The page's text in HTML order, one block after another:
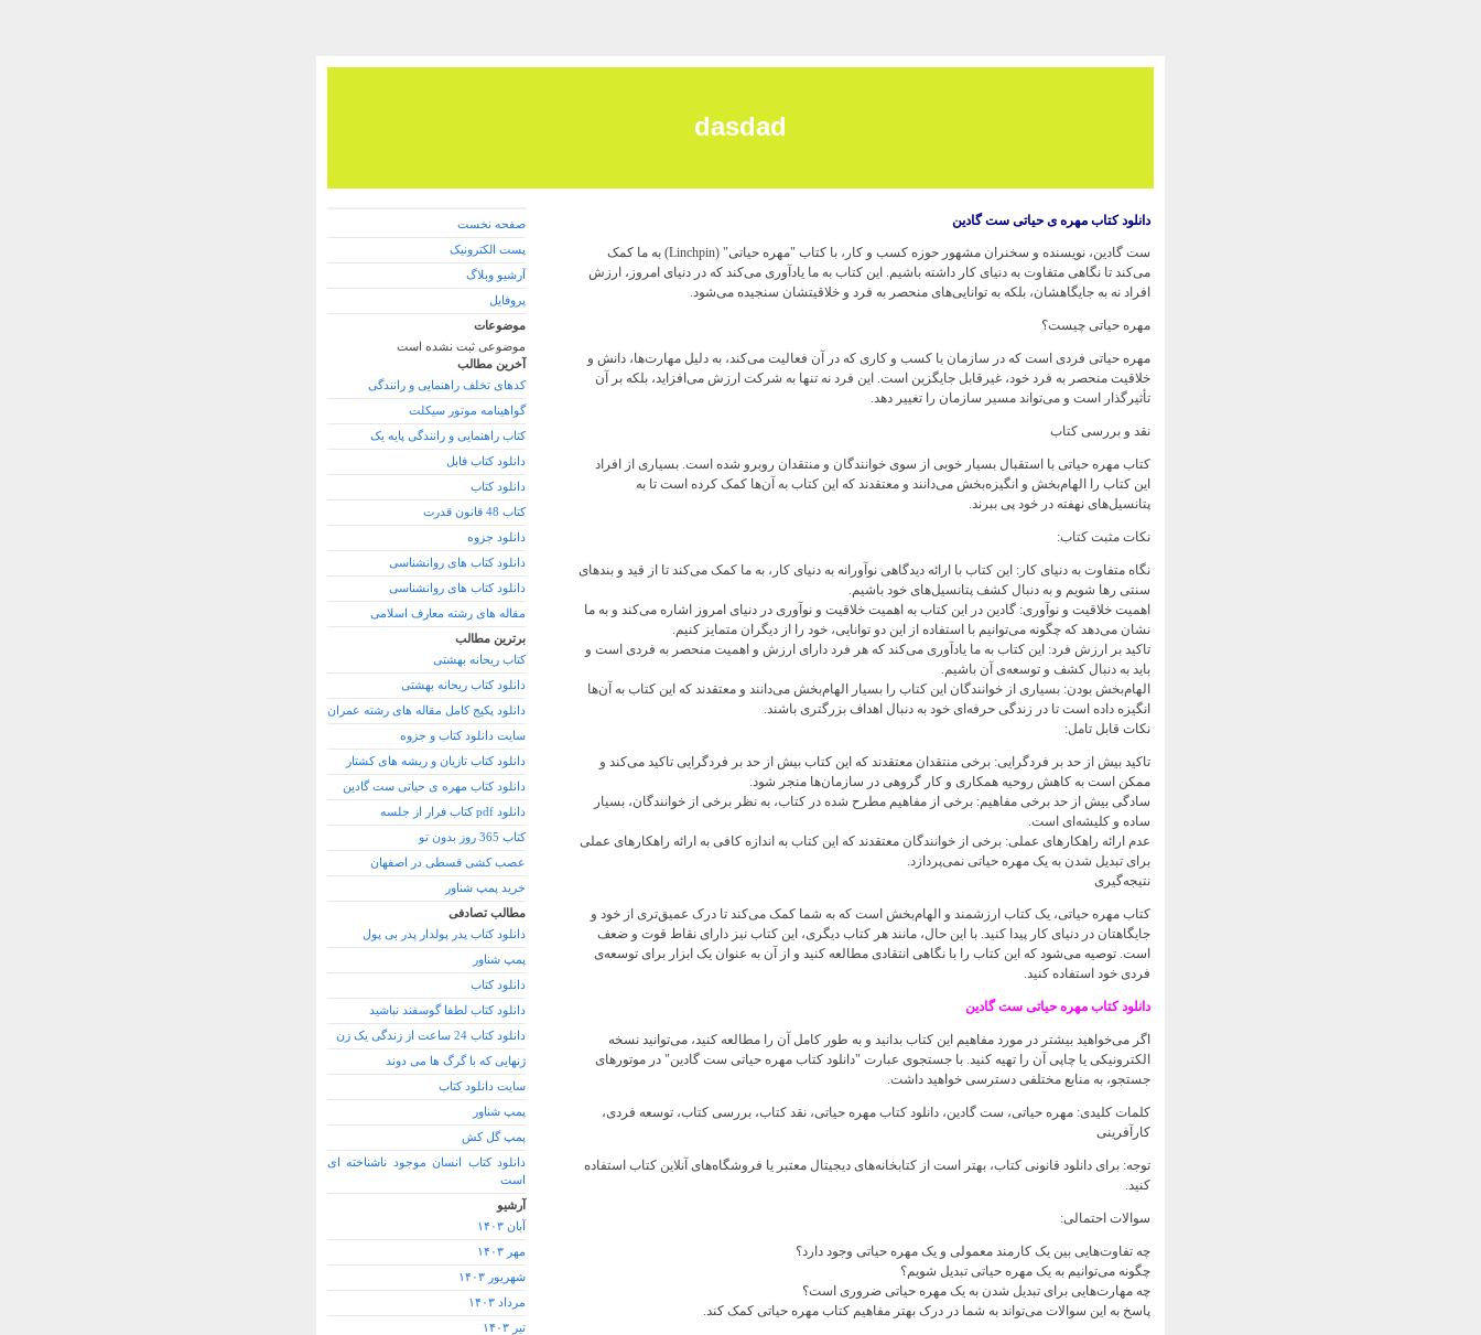
dasdad
دانلود کتاب مهره ی حیاتی ست گادین
ست گادین، نویسنده و سخنران مشهور حوزه کسب و کار، با کتاب "مهره حیاتی" (Linchpin) به ما کمک
می‌کند تا نگاهی متفاوت به دنیای کار داشته باشیم. این کتاب به ما یادآوری می‌کند که در دنیای امروز، ارزش
افراد نه به جایگاهشان، بلکه به توانایی‌های منحصر به فرد و خلاقیتشان سنجیده می‌شود.
مهره حیاتی چیست؟
مهره حیاتی فردی است که در سازمان یا کسب و کاری که در آن فعالیت می‌کند، به دلیل مهارت‌ها، دانش و
خلاقیت منحصر به فرد خود، غیرقابل جایگزین است. این فرد نه تنها به شرکت ارزش می‌افزاید، بلکه بر آن
تأثیرگذار است و می‌تواند مسیر سازمان را تغییر دهد.
نقد و بررسی کتاب
کتاب مهره حیاتی با استقبال بسیار خوبی از سوی خوانندگان و منتقدان روبرو شده است. بسیاری از افراد
این کتاب را الهام‌بخش و انگیزه‌بخش می‌دانند و معتقدند که این کتاب به آن‌ها کمک کرده است تا به
پتانسیل‌های نهفته در خود پی ببرند.
نکات مثبت کتاب:
نگاه متفاوت به دنیای کار: این کتاب با ارائه دیدگاهی نوآورانه به دنیای کار، به ما کمک می‌کند تا از قید و بندهای
سنتی رها شویم و به دنبال کشف پتانسیل‌های خود باشیم.
اهمیت خلاقیت و نوآوری: گادین در این کتاب به اهمیت خلاقیت و نوآوری در دنیای امروز اشاره می‌کند و به ما
نشان می‌دهد که چگونه می‌توانیم با استفاده از این دو توانایی، خود را از دیگران متمایز کنیم.
تاکید بر ارزش فرد: این کتاب به ما یادآوری می‌کند که هر فرد دارای ارزش و اهمیت منحصر به فردی است و
باید به دنبال کشف و توسعه‌ی آن باشیم.
الهام‌بخش بودن: بسیاری از خوانندگان این کتاب را بسیار الهام‌بخش می‌دانند و معتقدند که این کتاب به آن‌ها
انگیزه داده است تا در زندگی حرفه‌ای خود به دنبال اهداف بزرگتری باشند.
نکات قابل تامل:
تاکید بیش از حد بر فردگرایی: برخی منتقدان معتقدند که این کتاب بیش از حد بر فردگرایی تاکید می‌کند و
ممکن است به کاهش روحیه همکاری و کار گروهی در سازمان‌ها منجر شود.
سادگی بیش از حد برخی مفاهیم: برخی از مفاهیم مطرح شده در کتاب، به نظر برخی از خوانندگان، بسیار
ساده و کلیشه‌ای است.
عدم ارائه راهکارهای عملی: برخی از خوانندگان معتقدند که این کتاب به اندازه کافی به ارائه راهکارهای عملی
برای تبدیل شدن به یک مهره حیاتی نمی‌پردازد.
نتیجه‌گیری
کتاب مهره حیاتی، یک کتاب ارزشمند و الهام‌بخش است که به شما کمک می‌کند تا درک عمیق‌تری از خود و
جایگاهتان در دنیای کار پیدا کنید. با این حال، مانند هر کتاب دیگری، این کتاب نیز دارای نقاط قوت و ضعف
است. توصیه می‌شود که این کتاب را با نگاهی انتقادی مطالعه کنید و از آن به عنوان یک ابزار برای توسعه‌ی
فردی خود استفاده کنید.
دانلود کتاب مهره حیاتی ست گادین
اگر می‌خواهید بیشتر در مورد مفاهیم این کتاب بدانید و به طور کامل آن را مطالعه کنید، می‌توانید نسخه
الکترونیکی یا چاپی آن را تهیه کنید. با جستجوی عبارت "دانلود کتاب مهره حیاتی ست گادین" در موتورهای
جستجو، به منابع مختلفی دسترسی خواهید داشت.
کلمات کلیدی: مهره حیاتی، ست گادین، دانلود کتاب مهره حیاتی، نقد کتاب، بررسی کتاب، توسعه فردی،
کارآفرینی
توجه: برای دانلود قانونی کتاب، بهتر است از کتابخانه‌های دیجیتال معتبر یا فروشگاه‌های آنلاین کتاب استفاده
کنید.
سوالات احتمالی:
چه تفاوت‌هایی بین یک کارمند معمولی و یک مهره حیاتی وجود دارد؟
چگونه می‌توانیم به یک مهره حیاتی تبدیل شویم؟
چه مهارت‌هایی برای تبدیل شدن به یک مهره حیاتی ضروری است؟
پاسخ به این سوالات می‌تواند به شما در درک بهتر مفاهیم کتاب مهره حیاتی کمک کند.
صفحه نخست
پست الکترونیک
آرشیو وبلاگ
پروفایل
موضوعات
موضوعی ثبت نشده است
آخرین مطالب
کدهای تخلف راهنمایی و رانندگی
گواهینامه موتور سیکلت
کتاب راهنمایی و رانندگی پایه یک
دانلود کتاب فابل
دانلود کتاب
کتاب 48 قانون قدرت
دانلود جزوه
دانلود کتاب های روانشناسی
دانلود کتاب های روانشناسی
مقاله های رشته معارف اسلامی
برترین مطالب
کتاب ریحانه بهشتی
دانلود کتاب ریحانه بهشتی
دانلود پکیج کامل مقاله های رشته عمران
سایت دانلود کتاب و جزوه
دانلود کتاب تازیان و ریشه های کشتار
دانلود کتاب مهره ی حیاتی ست گادین
دانلود pdf کتاب فرار از جلسه
کتاب 365 روز بدون تو
عصب کشی قسطی در اصفهان
خرید پمپ شناور
مطالب تصادفی
دانلود کتاب پدر پولدار پدر بی پول
پمپ شناور
دانلود کتاب
دانلود کتاب لطفا گوسفند نباشید
دانلود کتاب 24 ساعت از زندگی یک زن
ژنهایی که با گرگ ها می دوند
سایت دانلود کتاب
پمپ شناور
پمپ گل کش
دانلود کتاب انسان موجود ناشناخته ای
است
آرشیو
آبان ۱۴۰۳
مهر ۱۴۰۳
شهریور ۱۴۰۳
مرداد ۱۴۰۳
تیر ۱۴۰۳